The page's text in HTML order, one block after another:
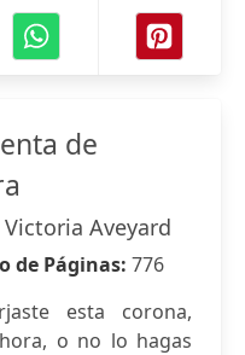
de
Victoria Aveyard
de Páginas: 776
esta corona,
o no lo hagas